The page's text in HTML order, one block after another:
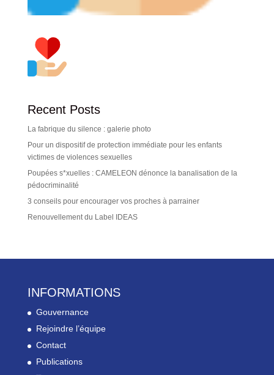
Recent Posts
La fabrique du silence : galerie photo
Pour un dispositif de protection immédiate pour les enfants
victimes de violences sexuelles
Poupées s*xuelles : CAMELEON dénonce la banalisation de la
pédocriminalité
3 conseils pour encourager vos proches à parrainer
Renouvellement du Label IDEAS
INFORMATIONS
Gouvernance
Rejoindre l’équipe
Contact
Publications